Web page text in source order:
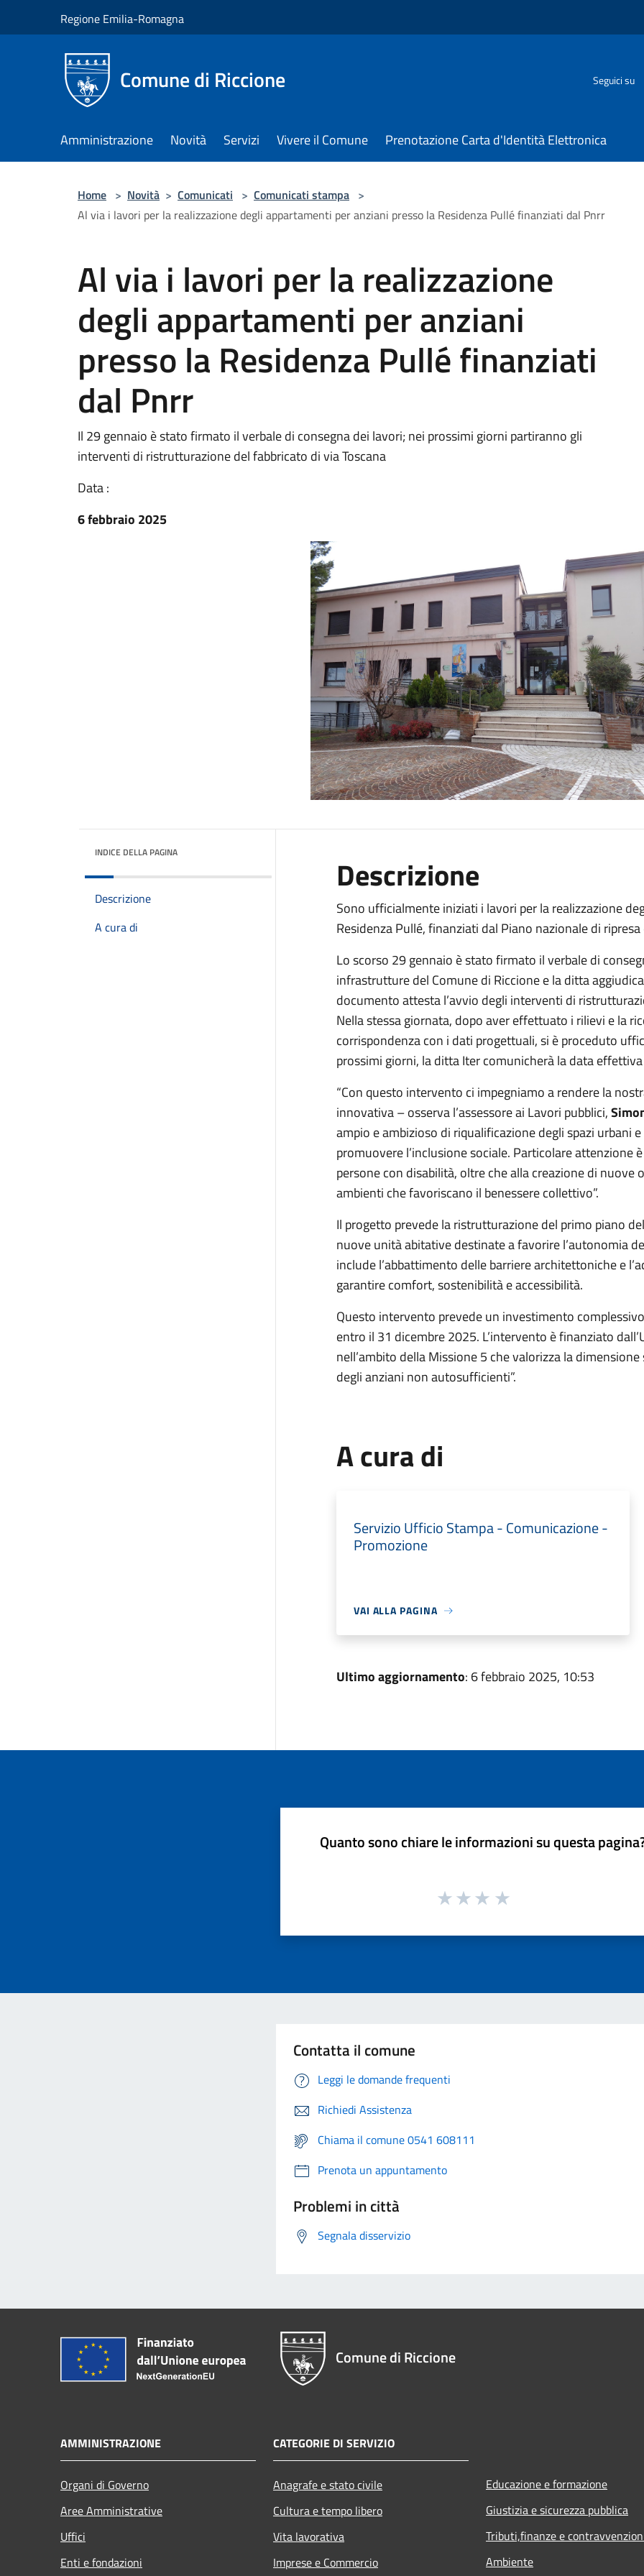
Regione Emilia-Romagna
Comune di Riccione Seguici su
Amministrazione Novità Servizi Vivere il Comune Prenotazione Carta d'Identità Elettronica
Home > Novità > Comunicati > Comunicati stampa >
Al via i lavori per la realizzazione degli appartamenti per anziani presso la Residenza Pullé finanziati dal Pnrr
Al via i lavori per la realizzazione
degli appartamenti per anziani
presso la Residenza Pullé finanziati
dal Pnrr
Il 29 gennaio è stato firmato il verbale di consegna dei lavori; nei prossimi giorni partiranno gli
interventi di ristrutturazione del fabbricato di via Toscana
Data :
6 febbraio 2025
INDICE DELLA PAGINA
Descrizione
A cura di
Descrizione
Sono ufficialmente iniziati i lavori per la realizzazione
Residenza Pullé, finanziati dal Piano nazionale di
Lo scorso 29 gennaio è stato firmato il verbale di
infrastrutture del Comune di Riccione e la ditta
documento attesta l’avvio degli interventi di
Nella stessa giornata, dopo aver effettuato i rilievi e la
corrispondenza con i dati progettuali, si è proceduto
prossimi giorni, la ditta Iter comunicherà la data
“Con questo intervento ci impegniamo a rendere la
innovativa – osserva l’assessore ai Lavori pubblici,
ampio e ambizioso di riqualificazione degli spazi urbani
promuovere l’inclusione sociale. Particolare attenzione
persone con disabilità, oltre che alla creazione di
ambienti che favoriscano il benessere collettivo”.
Il progetto prevede la ristrutturazione del primo piano
nuove unità abitative destinate a favorire l’autonomia
include l’abbattimento delle barriere architettoniche e
garantire comfort, sostenibilità e accessibilità.
Questo intervento prevede un investimento
entro il 31 dicembre 2025. L’intervento è finanziato
nell’ambito della Missione 5 che valorizza la
degli anziani non autosufficienti”.
A cura di
Servizio Ufficio Stampa - Comunicazione -
Promozione
VAI ALLA PAGINA
Ultimo aggiornamento: 6 febbraio 2025, 10:53
Quanto sono chiare le informazioni su questa
Contatta il comune
Leggi le domande frequenti
Richiedi Assistenza
Chiama il comune 0541 608111
Prenota un appuntamento
Problemi in città
Segnala disservizio
Comune di Riccione
AMMINISTRAZIONE
Organi di Governo
Aree Amministrative
Uffici
Enti e fondazioni
CATEGORIE DI SERVIZIO
Anagrafe e stato civile
Cultura e tempo libero
Vita lavorativa
Imprese e Commercio
Educazione e formazione
Giustizia e sicurezza pubblica
Tributi,finanze e
Ambiente